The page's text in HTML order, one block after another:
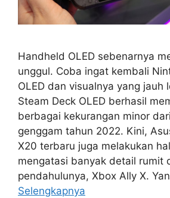
Handheld OLED sebenarnya
unggul. Coba ingat kembali
OLED dan visualnya yang jauh
Steam Deck OLED berhasil
berbagai kekurangan minor
genggam tahun 2022. Kini,
X20 terbaru juga melakukan
mengatasi banyak detail rumit
pendahulunya, Xbox Ally X.
Selengkapnya